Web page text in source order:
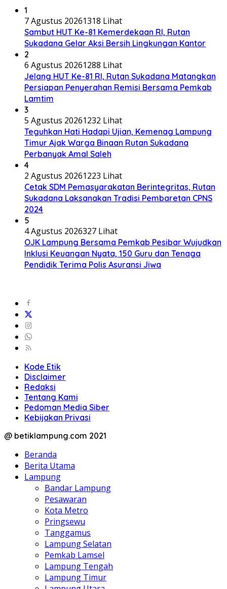
1
7 Agustus 20261318 Lihat
Sambut HUT Ke-81 Kemerdekaan RI, Rutan
Sukadana Gelar Aksi Bersih Lingkungan Kantor
2
6 Agustus 20261288 Lihat
Jelang HUT Ke-81 RI, Rutan Sukadana Matangkan
Persiapan Penyerahan Remisi Bersama Pemkab
Lamtim
3
5 Agustus 20261232 Lihat
Teguhkan Hati Hadapi Ujian, Kemenag Lampung
Timur Ajak Warga Binaan Rutan Sukadana
Perbanyak Amal Saleh
4
2 Agustus 20261223 Lihat
Cetak SDM Pemasyarakatan Berintegritas, Rutan
Sukadana Laksanakan Tradisi Pembaretan CPNS
2024
5
4 Agustus 2026327 Lihat
OJK Lampung Bersama Pemkab Pesibar Wujudkan
Inklusi Keuangan Nyata, 150 Guru dan Tenaga
Pendidik Terima Polis Asuransi Jiwa
Kode Etik
Disclaimer
Redaksi
Tentang Kami
Pedoman Media Siber
Kebijakan Privasi
@ betiklampung.com 2021
Beranda
Berita Utama
Lampung
Bandar Lampung
Pesawaran
Kota Metro
Pringsewu
Tanggamus
Lampung Selatan
Pemkab Lamsel
Lampung Tengah
Lampung Timur